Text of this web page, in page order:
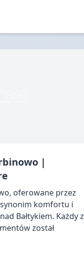
|
oferowane przez
komfortu i
Bałtykiem. Każdy z
został